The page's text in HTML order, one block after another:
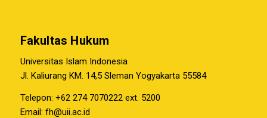
Fakultas Hukum
Universitas Islam Indonesia
Jl. Kaliurang KM. 14,5 Sleman Yogyakarta 55584
Telepon: +62 274 7070222 ext. 5200
Email: fh@uii.ac.id